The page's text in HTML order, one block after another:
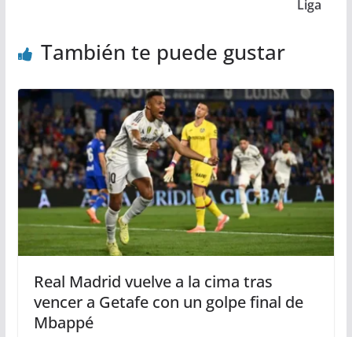
Liga
También te puede gustar
Real Madrid vuelve a la cima tras
vencer a Getafe con un golpe final de
Mbappé